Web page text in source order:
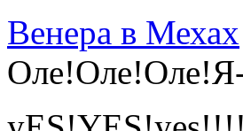
Венера в Мехах